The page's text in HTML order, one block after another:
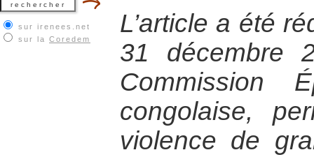
sur irenees.net
sur la Coredem
L’article a été
31 décembre
Commission
congolaise,
violence de